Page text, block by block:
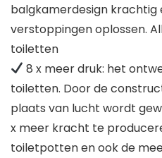
balgkamerdesign krachtig
verstoppingen oplossen.
toiletten
8 x meer druk: het
toiletten. Door de
plaats van lucht wordt
x meer kracht te
toiletpotten en ook de